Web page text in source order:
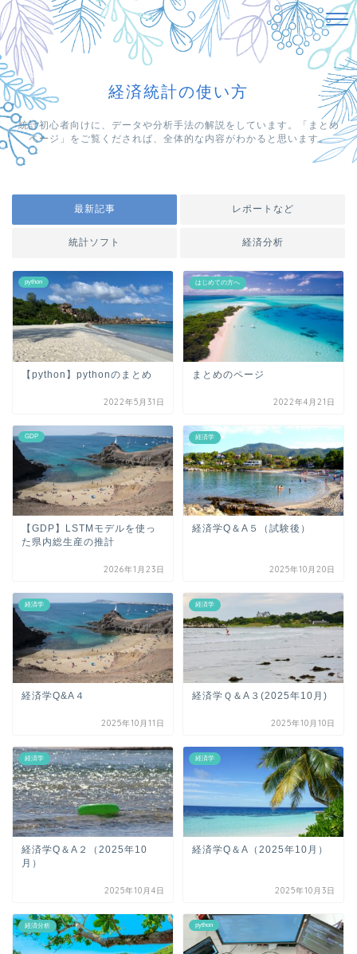
経済統計の使い方
統計初心者向けに、データや分析手法の解説をしています。「まとめ
ページ」をご覧くだされば、全体的な内容がわかると思います。
最新記事 レポートなど
統計ソフト 経済分析
python
【python】pythonのまとめ
2022年5月31日
はじめての方へ
まとめのページ
2022年4月21日
GDP
【GDP】LSTMモデルを使っ
た県内総生産の推計
2026年1月23日
経済学
経済学Q＆A５（試験後）
2025年10月20日
経済学
経済学Q&A４
2025年10月11日
経済学
経済学Ｑ＆A３(2025年10月)
2025年10月10日
経済学
経済学Q＆A２（2025年10
月）
2025年10月4日
経済学
経済学Q＆A（2025年10月）
2025年10月3日
経済分析 python